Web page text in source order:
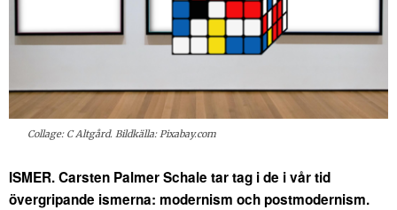
Collage: C Altgård. Bildkälla: Pixabay.com
ISMER. Carsten Palmer Schale tar tag i de i vår tid
övergripande ismerna: modernism och postmodernism.